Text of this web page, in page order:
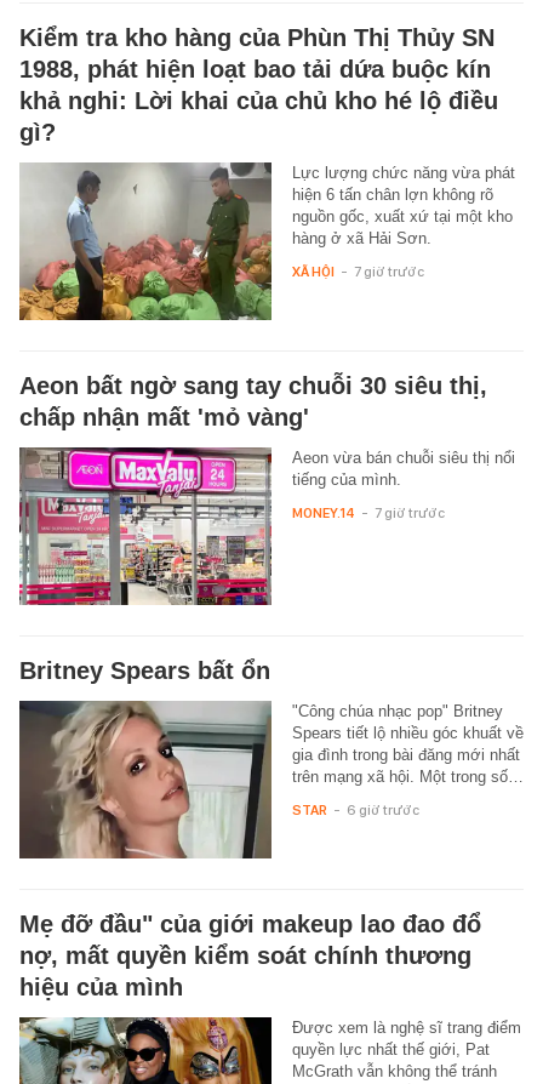
Kiểm tra kho hàng của Phùn Thị Thủy SN
1988, phát hiện loạt bao tải dứa buộc kín
khả nghi: Lời khai của chủ kho hé lộ điều
gì?
Lực lượng chức năng vừa phát
hiện 6 tấn chân lợn không rõ
nguồn gốc, xuất xứ tại một kho
hàng ở xã Hải Sơn.
XÃ HỘI - 7 giờ trước
Aeon bất ngờ sang tay chuỗi 30 siêu thị,
chấp nhận mất 'mỏ vàng'
Aeon vừa bán chuỗi siêu thị nổi
tiếng của mình.
MONEY.14 - 7 giờ trước
Britney Spears bất ổn
"Công chúa nhạc pop" Britney
Spears tiết lộ nhiều góc khuất về
gia đình trong bài đăng mới nhất
trên mạng xã hội. Một trong số…
STAR - 6 giờ trước
Mẹ đỡ đầu" của giới makeup lao đao đổ
nợ, mất quyền kiểm soát chính thương
hiệu của mình
Được xem là nghệ sĩ trang điểm
quyền lực nhất thế giới, Pat
McGrath vẫn không thể tránh